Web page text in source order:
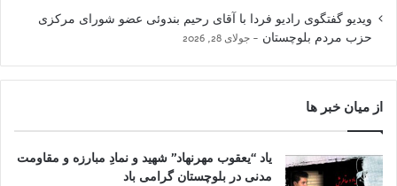
ویدیو گفتگوی رادیو فردا با آقای رحیم بندوئی عضو شورای مرکزی
حزب مردم بلوچستان
جولای 28, 2026
از میان خبر ها
یاد “یعقوب مهرنهاد” شهید و نمادِ مبارزه و مقاومت
مدنی در بلوچستان گرامی باد